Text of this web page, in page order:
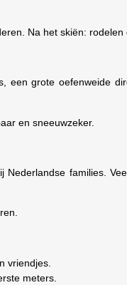
Na het skiën:
grote oefenweide
en sneeuwzeker.
families.
vriendjes.
meters.